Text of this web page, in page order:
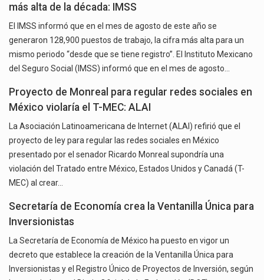
más alta de la década: IMSS
El IMSS informó que en el mes de agosto de este año se
generaron 128,900 puestos de trabajo, la cifra más alta para un
mismo periodo “desde que se tiene registro”. El Instituto Mexicano
del Seguro Social (IMSS) informó que en el mes de agosto…
Proyecto de Monreal para regular redes sociales en
México violaría el T-MEC: ALAI
La Asociación Latinoamericana de Internet (ALAI) refirió que el
proyecto de ley para regular las redes sociales en México
presentado por el senador Ricardo Monreal supondría una
violación del Tratado entre México, Estados Unidos y Canadá (T-
MEC) al crear…
Secretaría de Economía crea la Ventanilla Única para
Inversionistas
La Secretaría de Economía de México ha puesto en vigor un
decreto que establece la creación de la Ventanilla Única para
Inversionistas y el Registro Único de Proyectos de Inversión, según